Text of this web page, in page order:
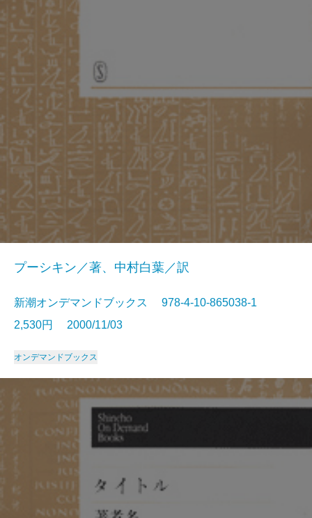
プーシキン／著、中村白葉／訳
新潮オンデマンドブックス 978-4-10-865038-1
2,530円 2000/11/03
オンデマンドブックス